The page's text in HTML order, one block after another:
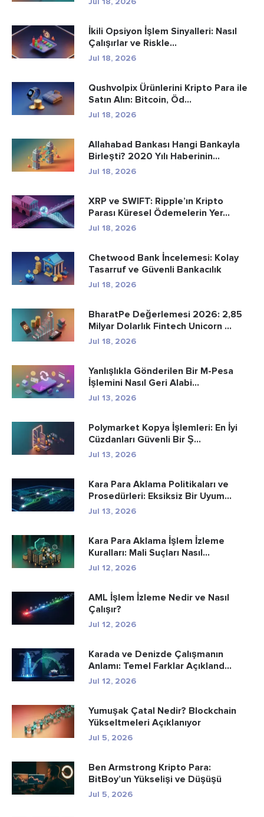
İkili Opsiyon İşlem Sinyalleri: Nasıl
Çalışırlar ve Riskle...
Jul 18, 2026
Qushvolpix Ürünlerini Kripto Para ile
Satın Alın: Bitcoin, Öd...
Jul 18, 2026
Allahabad Bankası Hangi Bankayla
Birleşti? 2020 Yılı Haberinin...
Jul 18, 2026
XRP ve SWIFT: Ripple’ın Kripto
Parası Küresel Ödemelerin Yer...
Jul 18, 2026
Chetwood Bank İncelemesi: Kolay
Tasarruf ve Güvenli Bankacılık
Jul 18, 2026
BharatPe Değerlemesi 2026: 2,85
Milyar Dolarlık Fintech Unicorn ...
Jul 18, 2026
Yanlışlıkla Gönderilen Bir M-Pesa
İşlemini Nasıl Geri Alabi...
Jul 13, 2026
Polymarket Kopya İşlemleri: En İyi
Cüzdanları Güvenli Bir Ş...
Jul 13, 2026
Kara Para Aklama Politikaları ve
Prosedürleri: Eksiksiz Bir Uyum...
Jul 13, 2026
Kara Para Aklama İşlem İzleme
Kuralları: Mali Suçları Nasıl...
Jul 12, 2026
AML İşlem İzleme Nedir ve Nasıl
Çalışır?
Jul 12, 2026
Karada ve Denizde Çalışmanın
Anlamı: Temel Farklar Açıkland...
Jul 12, 2026
Yumuşak Çatal Nedir? Blockchain
Yükseltmeleri Açıklanıyor
Jul 5, 2026
Ben Armstrong Kripto Para:
BitBoy’un Yükselişi ve Düşüşü
Jul 5, 2026